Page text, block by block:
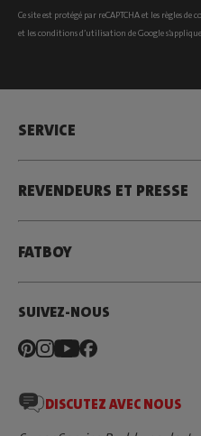
Ce site est protégé par reCAPTCHA et les règles de
et lesconditions d’utilisation de Google
SERVICE
REVENDEURS ET PRESSE
FATBOY
SUIVEZ-NOUS
DISCUTEZ AVEC NOUS